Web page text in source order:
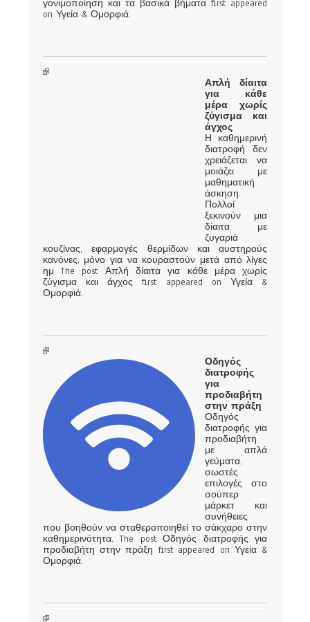
γονιμοποίηση και τα βασικά βήματα first appeared
on Υγεία & Ομορφιά.
Απλή δίαιτα
για κάθε
μέρα χωρίς
ζύγισμα και
άγχος
Η καθημερινή
διατροφή δεν
χρειάζεται να
μοιάζει με
μαθηματική
άσκηση.
Πολλοί
ξεκινούν μια
δίαιτα με
ζυγαριά
κουζίνας, εφαρμογές θερμίδων και αυστηρούς
κανόνες, μόνο για να κουραστούν μετά από λίγες
ημ The post Απλή δίαιτα για κάθε μέρα χωρίς
ζύγισμα και άγχος first appeared on Υγεία &
Ομορφιά.
Οδηγός
διατροφής
για
προδιαβήτη
στην πράξη
Οδηγός
διατροφής για
προδιαβήτη
με απλά
γεύματα,
σωστές
επιλογές στο
σούπερ
μάρκετ και
συνήθειες
που βοηθούν να σταθεροποιηθεί το σάκχαρο στην
καθημερινότητα. The post Οδηγός διατροφής για
προδιαβήτη στην πράξη first appeared on Υγεία &
Ομορφιά.